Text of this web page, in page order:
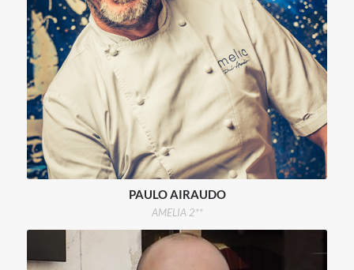
PAULO AIRAUDO
AMELIA 2**